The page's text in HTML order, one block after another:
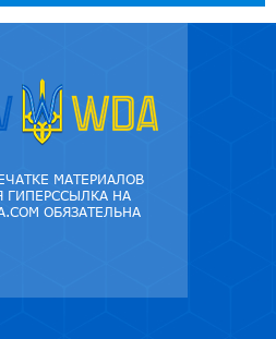
МАТЕРИАЛОВ
ГИПЕРССЫЛКА НА
ОБЯЗАТЕЛЬНА